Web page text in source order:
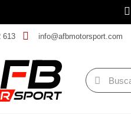
613 info@afbmotorsport.com